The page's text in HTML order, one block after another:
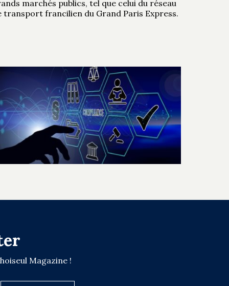
marchés publics, tel que celui du réseau
transport francilien du Grand Paris Express.
Magazine !